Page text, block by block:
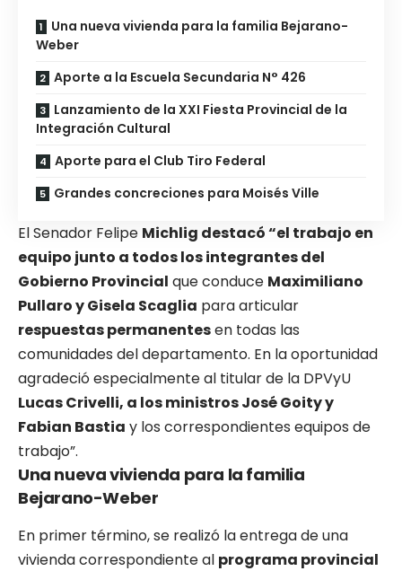
Una nueva vivienda para la familia Bejarano-
Weber
Aporte a la Escuela Secundaria N° 426
Lanzamiento de la XXI Fiesta Provincial de la
Integración Cultural
Aporte para el Club Tiro Federal
Grandes concreciones para Moisés Ville
El Senador Felipe Michlig destacó “el trabajo en
equipo junto a todos los integrantes del
Gobierno Provincial que conduce Maximiliano
Pullaro y Gisela Scaglia para articular
respuestas permanentesen todas las
comunidades del departamento. En la oportunidad
agradeció especialmente al titular de la DPVyU
Lucas Crivelli, a los ministros José Goity y
Fabian Bastia y los correspondientes equipos de
trabajo”.
Una nueva vivienda para la familia
Bejarano-Weber
En primer término, se realizó la entrega de una
vivienda correspondiente al programa provincial